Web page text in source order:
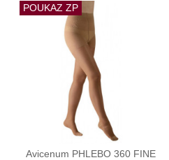
POUKAZ ZP
Avicenum PHLEBO 360 FINE